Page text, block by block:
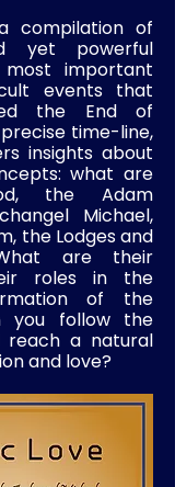
compilation of
yet powerful
important
events that
the End of
time-line,
insights about
what are
the Adam
Michael,
the Lodges and
are their
roles in the
of the
you follow the
reach a natural
and love?